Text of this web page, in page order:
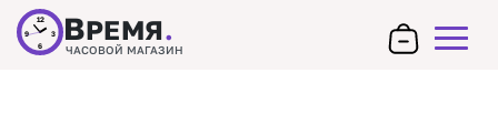
12
3
6
9 ВРЕМЯ.
ЧАСОВОЙ МАГАЗИН